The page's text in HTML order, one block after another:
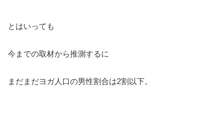
とはいっても
今までの取材から推測するに
まだまだヨガ人口の男性割合は2割以下。